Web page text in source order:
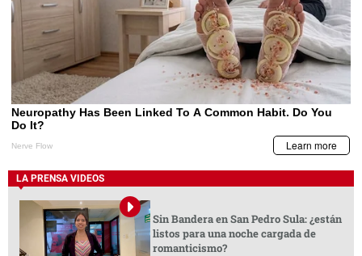
LA PRENSA VIDEOS
Sin Bandera en San Pedro Sula: ¿están
listos para una noche cargada de
romanticismo?